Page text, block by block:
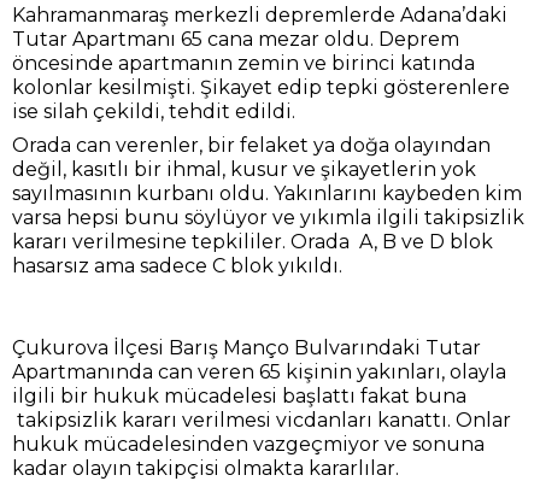
Kahramanmaraş merkezli depremlerde Adana’daki
Tutar Apartmanı 65 cana mezar oldu. Deprem
öncesinde apartmanın zemin ve birinci katında
kolonlar kesilmişti. Şikayet edip tepki gösterenlere
ise silah çekildi, tehdit edildi.
Orada can verenler, bir felaket ya doğa olayından
değil, kasıtlı bir ihmal, kusur ve şikayetlerin yok
sayılmasının kurbanı oldu. Yakınlarını kaybeden kim
varsa hepsi bunu söylüyor ve yıkımla ilgili takipsizlik
kararı verilmesine tepkililer. Orada A, B ve D blok
hasarsız ama sadece C blok yıkıldı.
Çukurova İlçesi Barış Manço Bulvarındaki Tutar
Apartmanında can veren 65 kişinin yakınları, olayla
ilgili bir hukuk mücadelesi başlattı fakat buna
takipsizlik kararı verilmesi vicdanları kanattı. Onlar
hukuk mücadelesinden vazgeçmiyor ve sonuna
kadar olayın takipçisi olmakta kararlılar.